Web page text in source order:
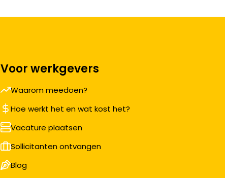
Voor werkgevers
Waarom meedoen?
Hoe werkt het en wat kost het?
Vacature plaatsen
Sollicitanten ontvangen
Blog